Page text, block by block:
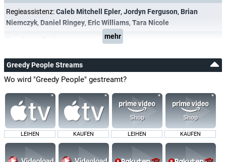
Regieassistenz:Caleb Mitchell Epler, Jordyn Ferguson, Brian
Niemczyk, Daniel Ringey, Eric Williams, Tara Nicole
mehr
Greedy People Streams
Wo wird "Greedy People" gestreamt?
LEIHEN KAUFEN LEIHEN KAUFEN